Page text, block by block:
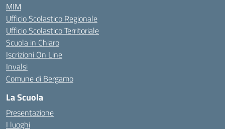
MIM
Ufficio Scolastico Regionale
Ufficio Scolastico Territoriale
Scuola in Chiaro
Iscrizioni On Line
Invalsi
Comune di Bergamo
La Scuola
Presentazione
I luoghi